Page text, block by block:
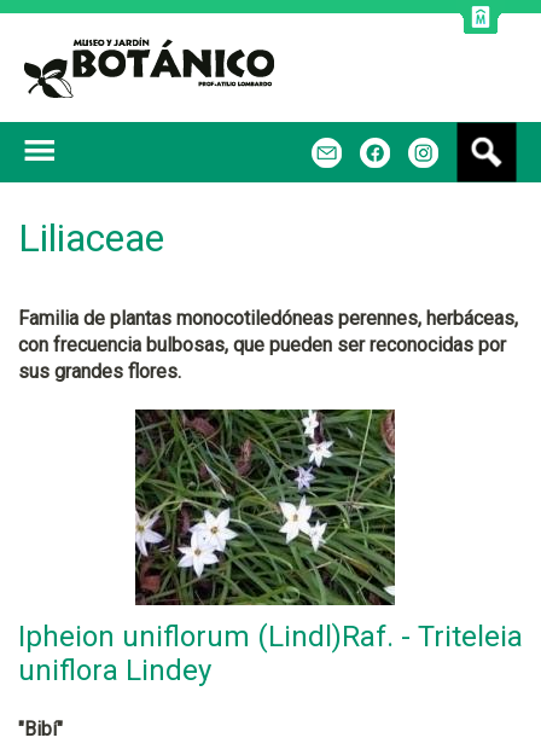
Liliaceae
Familia de plantas monocotiledóneas perennes, herbáceas,
con frecuencia bulbosas, que pueden ser reconocidas por
sus grandes flores.
Ipheion uniflorum (Lindl)Raf. - Triteleia
uniflora Lindey
"Bibí"
s